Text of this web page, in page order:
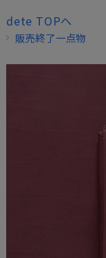
dete TOPへ
販売終了一点物